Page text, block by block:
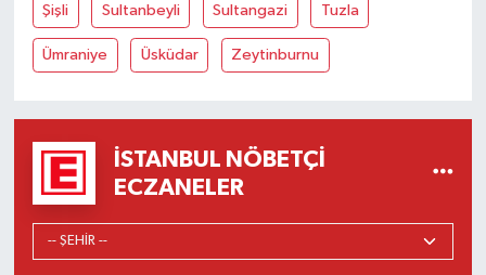
Şişli Sultanbeyli Sultangazi Tuzla
Ümraniye Üsküdar Zeytinburnu
İSTANBUL NÖBETÇI
ECZANELER